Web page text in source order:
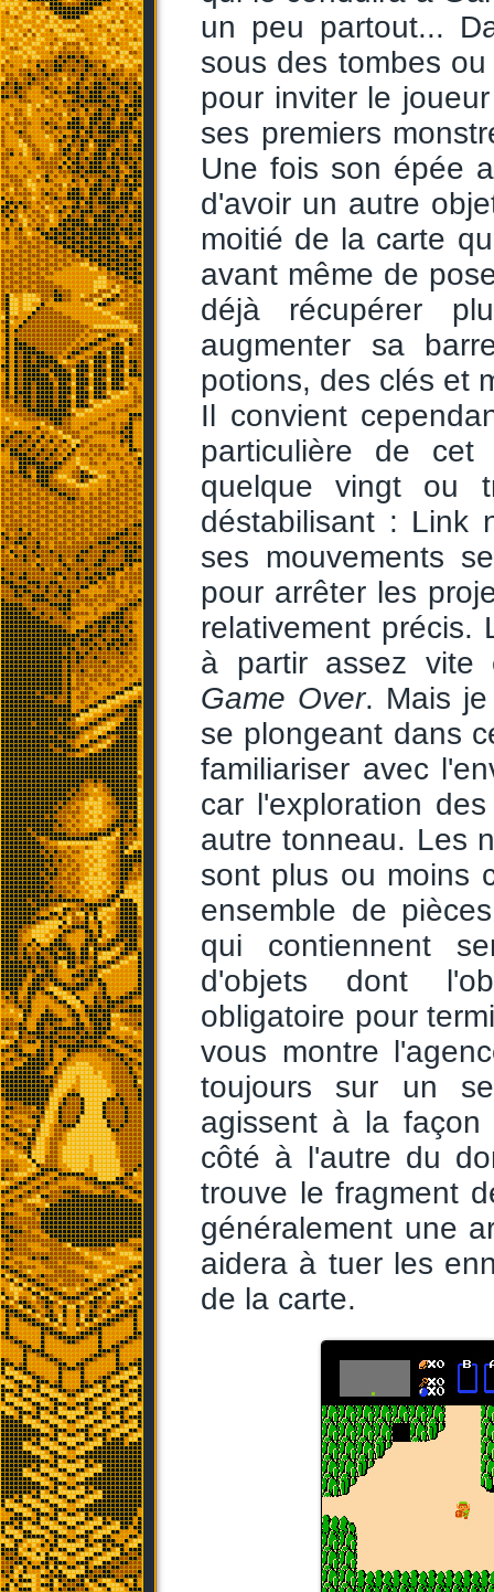
un peu partout...
sous des tombes
pour inviter le
ses premiers
Une fois son épée
d'avoir un autre
moitié de la carte
avant même de
déjà récupérer
augmenter sa
potions, des clés et
Il convient
particulière de
quelque vingt ou
déstabilisant : Link
ses mouvements
pour arrêter les
relativement
à partir assez vite
Game Over. Mais
se plongeant dans
familiariser avec
car l'exploration
autre tonneau. Les
sont plus ou moins
ensemble de
qui contiennent
d'objets dont
obligatoire pour
vous montre
toujours sur un
agissent à la façon
côté à l'autre du
trouve le fragment
généralement une
aidera à tuer les
de la carte.